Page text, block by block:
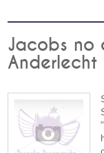
Jacobs no
Anderlecht